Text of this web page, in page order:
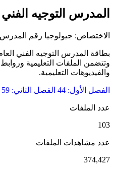
المدرس التوجيه الفني
الاختصاص: جيولوجيا رقم المدرس:
بطاقة المدرس التوجيه الفني
وتتضمن الملفات التعليمية وروابط
والفيديوهات التعليمية.
الفصل الأول: 44 الفصل الثاني: 59
عدد الملفات
103
عدد مشاهدات الملفات
374,427